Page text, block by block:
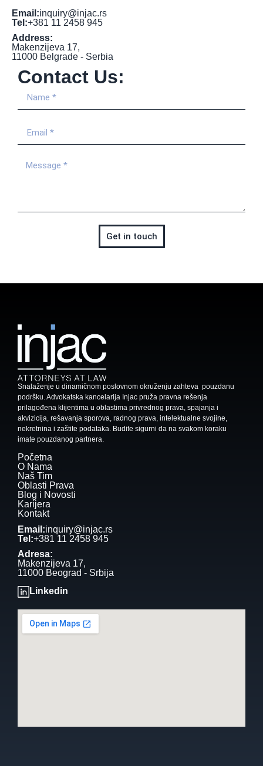
Email:inquiry@injac.rs
Tel:+381 11 2458 945
Address:
Makenzijeva 17,
11000 Belgrade - Serbia
Contact Us:
Get in touch
Snalaženje u dinamičnom poslovnom okruženju zahteva pouzdanu
podršku. Advokatska kancelarija Injac pruža pravna rešenja
prilagođena klijentima u oblastima privrednog prava, spajanja i
akvizicija, rešavanja sporova, radnog prava, intelektualne svojine,
nekretnina i zaštite podataka. Budite sigurni da na svakom koraku
imate pouzdanog partnera.
Početna
O Nama
Naš Tim
Oblasti Prava
Blog i Novosti
Karijera
Kontakt
Email:inquiry@injac.rs
Tel:+381 11 2458 945
Adresa:
Makenzijeva 17,
11000 Beograd - Srbija
Linkedin